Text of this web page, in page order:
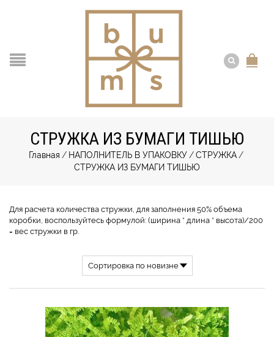
СТРУЖКА ИЗ БУМАГИ ТИШЬЮ
Главная / НАПОЛНИТЕЛЬ В УПАКОВКУ /СТРУЖКА /
СТРУЖКА ИЗ БУМАГИ ТИШЬЮ
Для расчета количества стружки, для заполнения 50% объема
коробки, воспользуйтесь формулой: (ширина * длина * высота)/200
= вес стружки в гр.